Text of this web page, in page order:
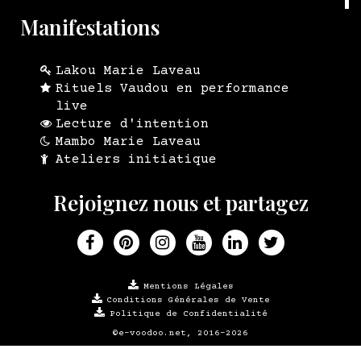
Manifestations
Lakou Marie Laveau
Rituels Vaudou en performance
live
Lecture d'intention
Mambo Marie Laveau
Ateliers initiatique
Rejoignez nous et partagez
Mentions Légales
Conditions Générales de Vente
Politique de Confidentialité
©e-voodoo.net, 2016-2026